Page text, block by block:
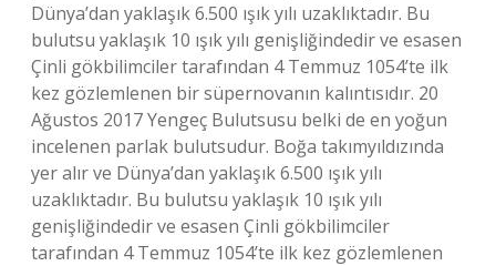
Dünya’dan yaklaşık 6.500 ışık yılı uzaklıktadır. Bu
bulutsu yaklaşık 10 ışık yılı genişliğindedir ve esasen
Çinli gökbilimciler tarafından 4 Temmuz 1054’te ilk
kez gözlemlenen bir süpernovanın kalıntısıdır. 20
Ağustos 2017 Yengeç Bulutsusu belki de en yoğun
incelenen parlak bulutsudur. Boğa takımyıldızında
yer alır ve Dünya’dan yaklaşık 6.500 ışık yılı
uzaklıktadır. Bu bulutsu yaklaşık 10 ışık yılı
genişliğindedir ve esasen Çinli gökbilimciler
tarafından 4 Temmuz 1054’te ilk kez gözlemlenen